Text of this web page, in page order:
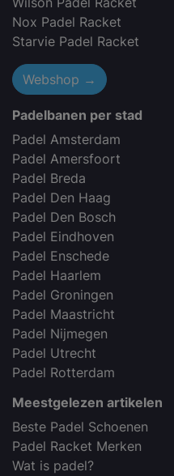
Nox Padel Racket
Starvie Padel Racket
Webshop →
Padelbanen per stad
Padel Amsterdam
Padel Amersfoort
Padel Breda
Padel Den Haag
Padel Den Bosch
Padel Eindhoven
Padel Enschede
Padel Haarlem
Padel Groningen
Padel Maastricht
Padel Nijmegen
Padel Utrecht
Padel Rotterdam
Meestgelezen artikelen
Beste Padel Schoenen
Padel Racket Merken
Wat is padel?